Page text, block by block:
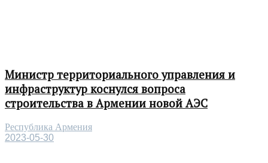
Министр территориального управления и
инфраструктур коснулся вопроса
строительства в Армении новой АЭС
Республика Армения
2023-05-30